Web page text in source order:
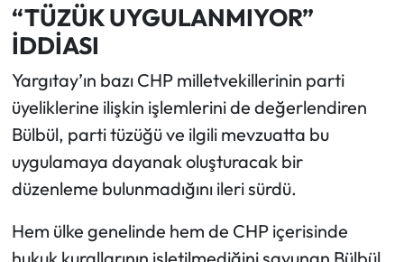
“TÜZÜK UYGULANMIYOR”
İDDİASI
Yargıtay’ın bazı CHP milletvekillerinin parti
üyeliklerine ilişkin işlemlerini de değerlendiren
Bülbül, parti tüzüğü ve ilgili mevzuatta bu
uygulamaya dayanak oluşturacak bir
düzenleme bulunmadığını ileri sürdü.
Hem ülke genelinde hem de CHP içerisinde